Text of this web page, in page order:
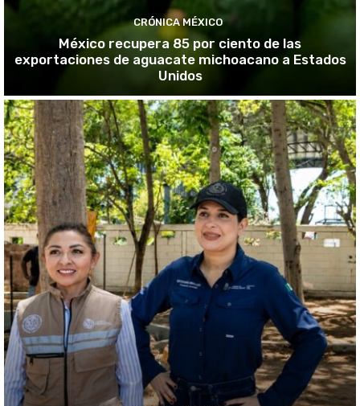
CRÓNICA MÉXICO
México recupera 85 por ciento de las
exportaciones de aguacate michoacano a Estados
Unidos